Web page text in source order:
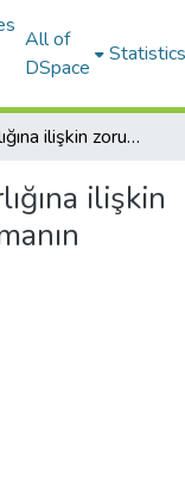
All of
DSpace
Statistics
Tanrı'nın varlığına ilişkin zorunlu aposteriori argümanın imkanı
ilişkin